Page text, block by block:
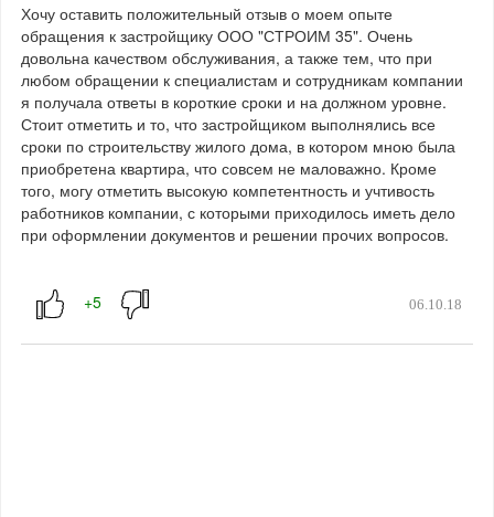
Хочу оставить положительный отзыв о моем опыте
обращения к застройщику ООО "СТРОИМ 35". Очень
довольна качеством обслуживания, а также тем, что при
любом обращении к специалистам и сотрудникам компании
я получала ответы в короткие сроки и на должном уровне.
Стоит отметить и то, что застройщиком выполнялись все
сроки по строительству жилого дома, в котором мною была
приобретена квартира, что совсем не маловажно. Кроме
того, могу отметить высокую компетентность и учтивость
работников компании, с которыми приходилось иметь дело
при оформлении документов и решении прочих вопросов.
06.10.18